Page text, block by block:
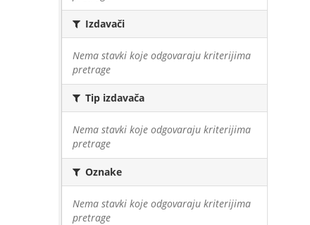
Izdavači
Nema stavki koje odgovaraju kriterijima
pretrage
Tip izdavača
Nema stavki koje odgovaraju kriterijima
pretrage
Oznake
Nema stavki koje odgovaraju kriterijima
pretrage